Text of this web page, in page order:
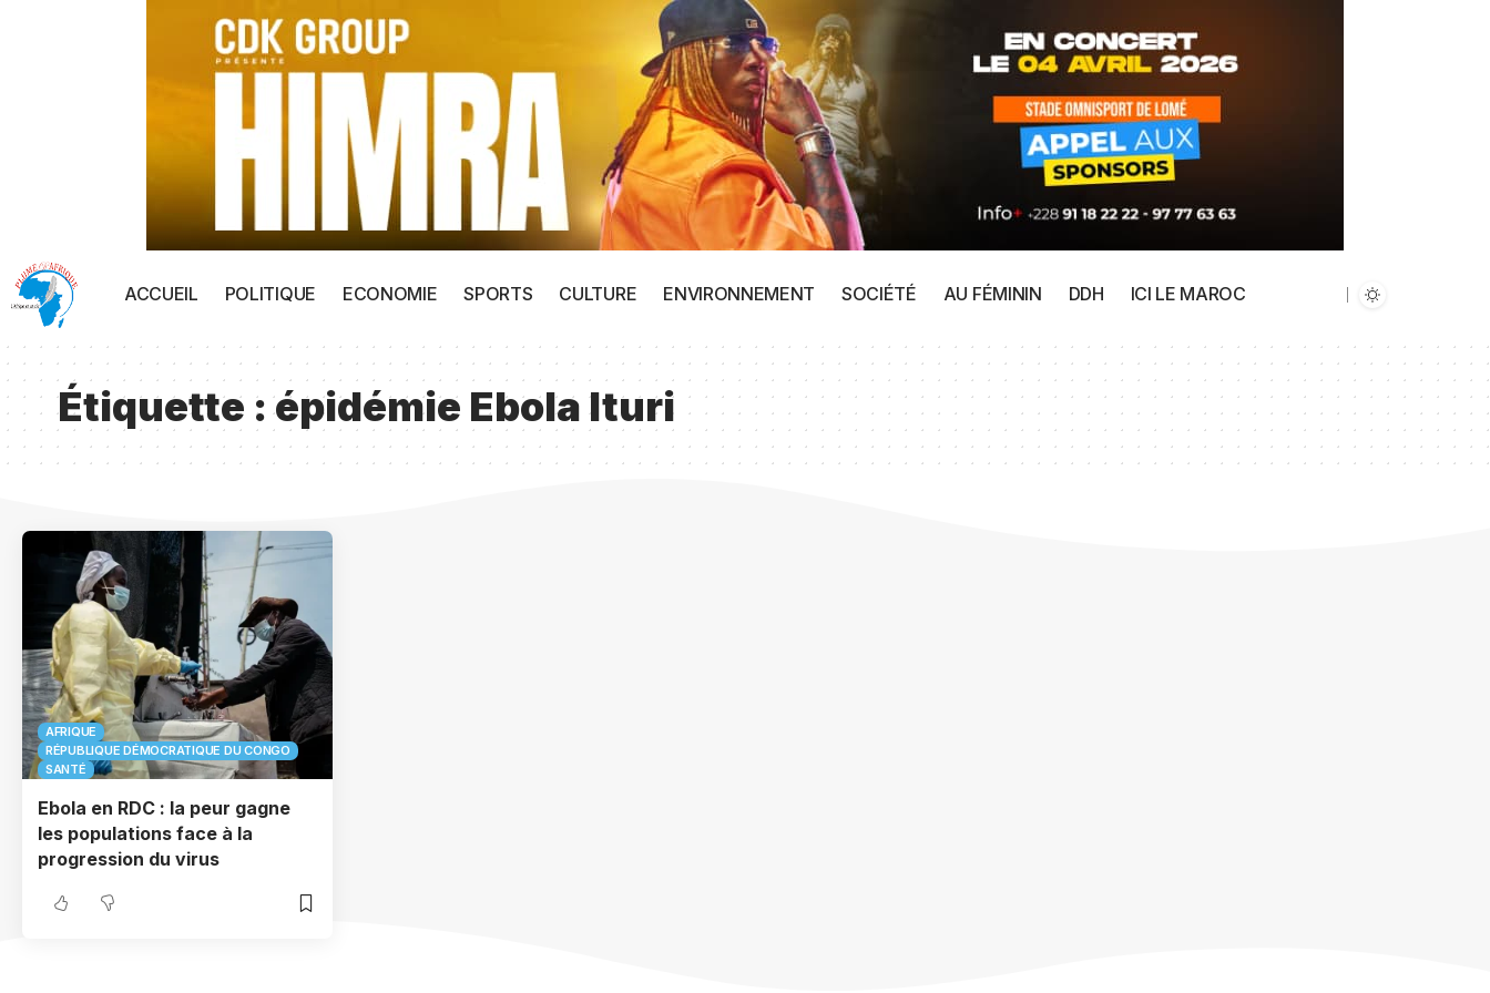
ACCUEIL POLITIQUE ECONOMIE SPORTS CULTURE ENVIRONNEMENT SOCIÉTÉ AU FÉMININ DDH ICI LE MAROC
Étiquette :épidémie Ebola Ituri
AFRIQUE
RÉPUBLIQUE DÉMOCRATIQUE DU CONGO
SANTÉ
Ebola en RDC : la peur gagne
les populations face à la
progression du virus